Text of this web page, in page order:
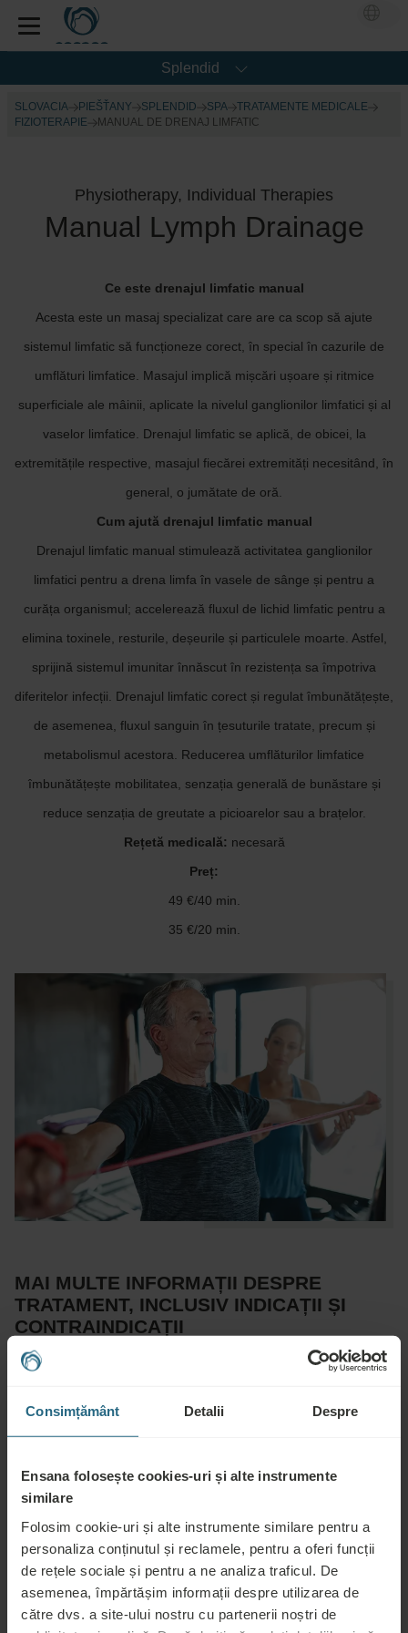
Consimțământ Detalii Despre
Ensana folosește cookies-uri și alte instrumente
similare
Folosim cookie-uri și alte instrumente similare pentru a
personaliza conținutul și reclamele, pentru a oferi funcții
de rețele sociale și pentru a ne analiza traficul. De
asemenea, împărtășim informații despre utilizarea de
către dvs. a site-ului nostru cu partenerii noștri de
Splendid
SLOVACIA PIEŠŤANY SPLENDID SPA
TRATAMENTE MEDICALE
FIZIOTERAPIE
MANUAL DE DRENAJ LIMFATIC
Physiotherapy, Individual Therapies
Manual Lymph Drainage
Ce este drenajul limfatic manual
Acesta este un masaj specializat care are ca scop să ajute
sistemul limfatic să funcționeze corect, în special în cazurile de
umflături limfatice. Masajul implică mișcări ușoare și ritmice
superficiale ale mâinii, aplicate la nivelul ganglionilor limfatici și al
vaselor limfatice. Drenajul limfatic se aplică, de obicei, la
extremitățile respective, masajul fiecărei extremități necesitând, în
general, o jumătate de oră.
Cum ajută drenajul limfatic manual
Drenajul limfatic manual stimulează activitatea ganglionilor
limfatici pentru a drena limfa în vasele de sânge și pentru a
curăța organismul; accelerează fluxul de lichid limfatic pentru a
elimina toxinele, resturile, deșeurile și particulele moarte. Astfel,
sprijină sistemul imunitar înnăscut în rezistența sa împotriva
diferitelor infecții. Drenajul limfatic corect și regulat îmbunătățește,
de asemenea, fluxul sanguin în țesuturile tratate, precum și
metabolismul acestora. Reducerea umflăturilor limfatice
îmbunătățește mobilitatea, senzația generală de bunăstare și
reduce senzația de greutate a picioarelor sau a brațelor.
Rețetă medicală: necesară
Preț:
49 €/40 min.
35 €/20 min.
MAI MULTE INFORMAȚII DESPRE
TRATAMENT, INCLUSIV INDICAȚII ȘI
CONTRAINDICAȚII
Ca parte a unei terapii complexe împotriva umflăturilor,
extremităților umflate pentru cele mai bune rezultate. De
Recomandat pentru:
Umflături limfatice de orice origine, leziuni și reabilitare
postoperatorie, boli metabolice și circulatorii, convalescență după
tratament oncologic, artroză, gută și boli reumatice, sindrom de